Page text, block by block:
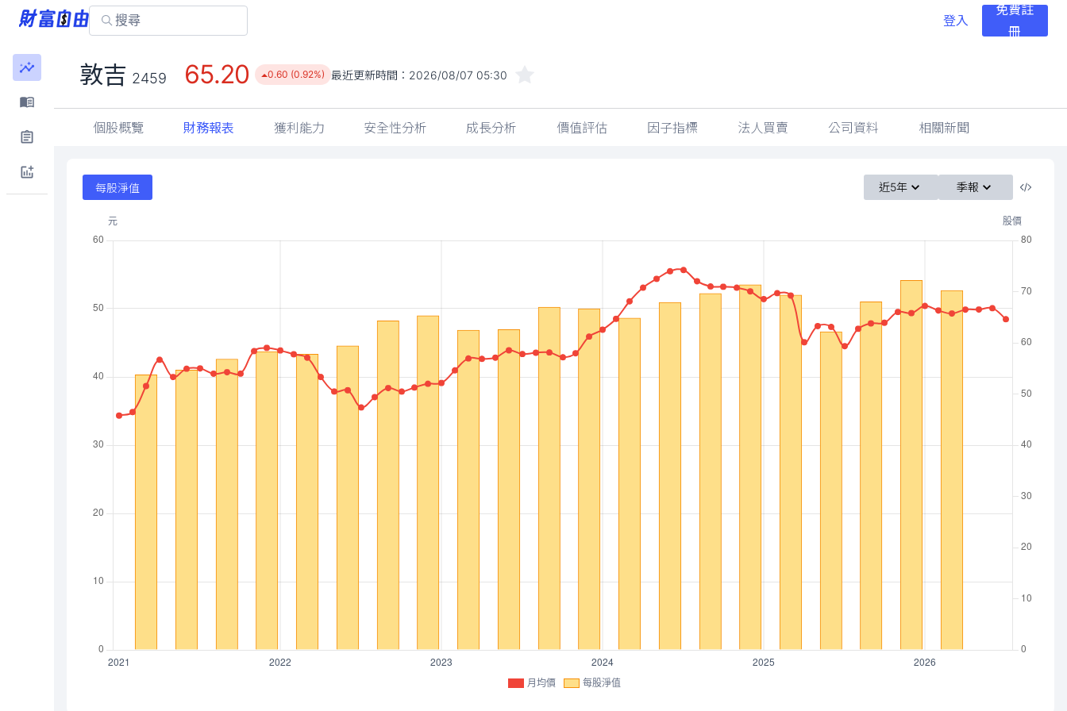
登入
免費註
冊
敦吉 2459 65.20 0.60 (0.92%) 最近更新時間： 2026/08/07 05:30
個股概覽 財務報表 獲利能力 安全性分析 成長分析 價值評估 因子指標 法人買賣 公司資料 相關新聞
每股淨值 近5年 季報
月均價 每股淨值